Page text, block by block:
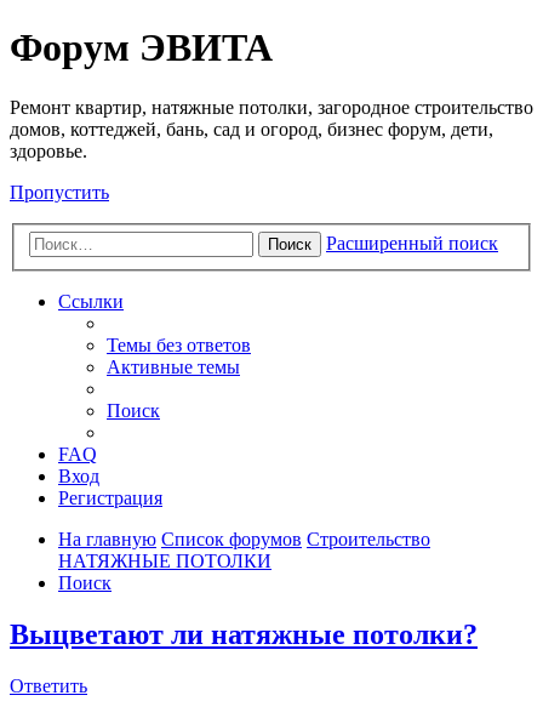
Регистрация
Форум ЭВИТА
Ремонт квартир, натяжные потолки, загородное строительство
домов, коттеджей, бань, сад и огород, бизнес форум, дети,
здоровье.
Пропустить
Поиск Расширенный поиск
Ссылки
Темы без ответов
Активные темы
Поиск
FAQ
Вход
Регистрация
На главную Список форумов Строительство
НАТЯЖНЫЕ ПОТОЛКИ
Поиск
Выцветают ли натяжные потолки?
Ответить
Ответить